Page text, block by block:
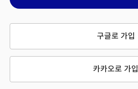
구글로 가입
카카오로 가입